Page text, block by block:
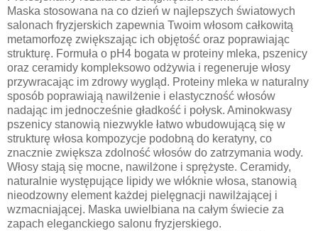
Maska stosowana na co dzień w najlepszych światowych
salonach fryzjerskich zapewnia Twoim włosom całkowitą
metamorfozę zwiększając ich objętość oraz poprawiając
strukturę. Formuła o pH4 bogata w proteiny mleka, pszenicy
oraz ceramidy kompleksowo odżywia i regeneruje włosy
przywracając im zdrowy wygląd. Proteiny mleka w naturalny
sposób poprawiają nawilżenie i elastyczność włosów
nadając im jednocześnie gładkość i połysk. Aminokwasy
pszenicy stanowią niezwykle łatwo wbudowującą się w
strukturę włosa kompozycje podobną do keratyny, co
znacznie zwiększa zdolność włosów do zatrzymania wody.
Włosy stają się mocne, nawilżone i sprężyste. Ceramidy,
naturalnie występujące lipidy we włóknie włosa, stanowią
nieodzowny element każdej pielęgnacji nawilżającej i
wzmacniającej. Maska uwielbiana na całym świecie za
zapach eleganckiego salonu fryzjerskiego.